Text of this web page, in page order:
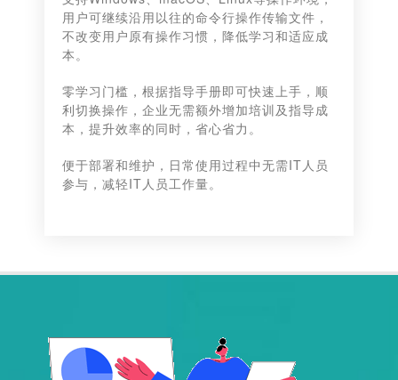
用户可继续沿用以往的命令行操作传输文件，
不改变用户原有操作习惯，降低学习和适应成
本。
零学习门槛，根据指导手册即可快速上手，顺
利切换操作，企业无需额外增加培训及指导成
本，提升效率的同时，省心省力。
便于部署和维护，日常使用过程中无需IT人员
参与，减轻IT人员工作量。